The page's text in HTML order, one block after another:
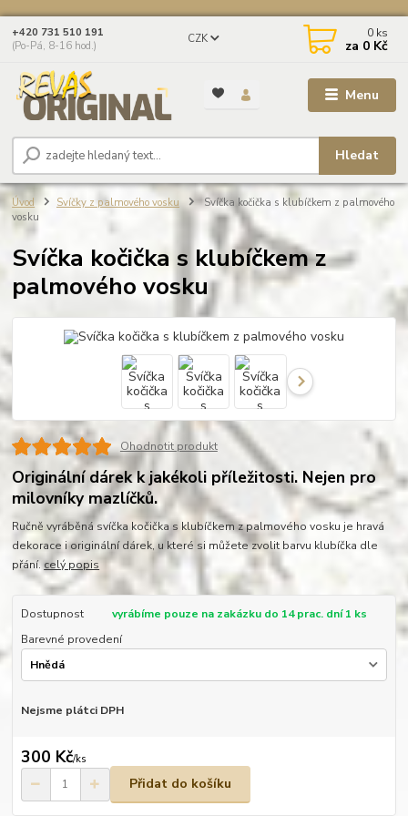
Menu
CZK
Hledat
+420 731 510 191
(Po-Pá, 8-16 hod.)
0 ks
za 0 Kč
Úvod Svíčky z palmového vosku
Svíčka kočička s klubíčkem z palmového
vosku
Svíčka kočička s klubíčkem z
palmového vosku
Ohodnotit produkt
Originální dárek k jakékoli příležitosti. Nejen pro
milovníky mazlíčků.
Ručně vyráběná svíčka kočička s klubíčkem z palmového vosku je hravá
dekorace i originální dárek, u které si můžete zvolit barvu klubíčka dle
přání. celý popis
Dostupnost
vyrábíme pouze na zakázku do 14 prac. dní 1 ks
Barevné provedení
Nejsme plátci DPH
300 Kč/ks
Přidat do košíku